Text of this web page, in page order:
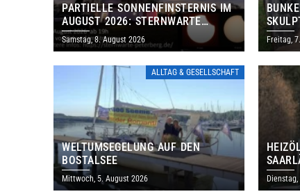
PARTIELLE SONNENFINSTERNIS IM
AUGUST 2026: STERNWARTE
PETERBERG ÖFFNET KOSTENLOS
IHRE TORE
Samstag, 8. August 2026
LÄDT
Freitag,
ALLTAG & GESELLSCHAFT
WELTUMSEGELUNG AUF DEN
BOSTALSEE
Mittwoch, 5. August 2026
IM